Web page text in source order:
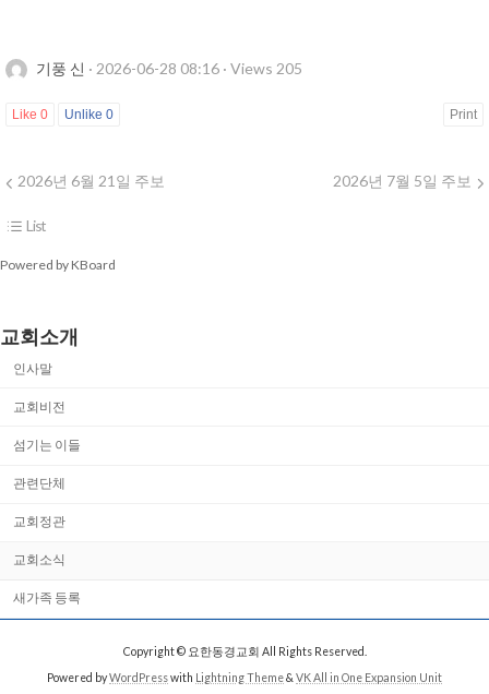
기풍 신 · 2026-06-28 08:16 · Views 205
Like 0 Unlike 0 Print
2026년 6월 21일 주보 2026년 7월 5일 주보
List
Powered by KBoard
교회소개
인사말
교회비전
섬기는 이들
관련단체
교회정관
교회소식
새가족 등록
Copyright © 요한동경교회 All Rights Reserved.
Powered byWordPresswith Lightning Theme& VK All in One Expansion Unit